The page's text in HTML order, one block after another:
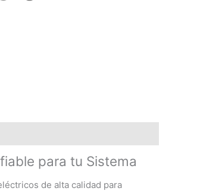
para tu Sistema
de alta calidad para